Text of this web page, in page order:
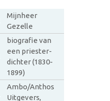
Mijnheer
Gezelle
biografie van
een priester-
dichter (1830-
1899)
Ambo/Anthos
Uitgevers,